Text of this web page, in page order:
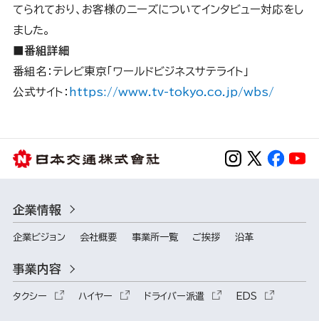
てられており、お客様のニーズについてインタビュー対応をし
ました。
■番組詳細
番組名：テレビ東京「ワールドビジネスサテライト」
公式サイト： https://www.tv-tokyo.co.jp/wbs/
企業情報
企業ビジョン 会社概要 事業所一覧 ご挨拶 沿革
事業内容
タクシー ハイヤー ドライバー派遣 EDS